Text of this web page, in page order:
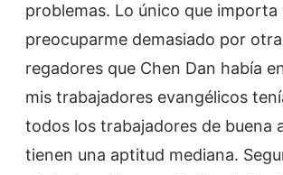
problemas. Lo único que
preocuparme demasiado por
regadores que Chen Dan había
mis trabajadores evangélicos
todos los trabajadores de buena
tienen una aptitud mediana.